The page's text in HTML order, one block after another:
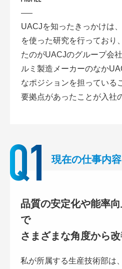
UACJを知ったきっかけは
を使った研究を行っており
たのがUACJのグループ会
ルミ製造メーカーのなか
なポジションを担っている
要拠点があったことが入社
現在の仕事内容
品質の安定化や能率
で
さまざまな角度から改
私が所属する生産技術部は